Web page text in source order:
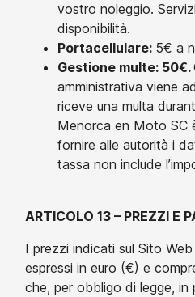
vostro noleggio.
disponibilità.
Portacellulare: 5€ a
Gestione multe: 50€.
amministrativa viene
riceve una multa
Menorca en Moto SC
fornire alle autorità i
tassa non include
ARTICOLO 13 – PREZZI E
I prezzi indicati sul Sito
espressi in euro (€) e
che, per obbligo di legge, in